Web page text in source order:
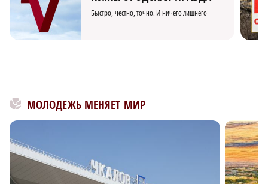
Быстро, честно, точно. И ничего лишнего
МОЛОДЕЖЬ МЕНЯЕТ МИР